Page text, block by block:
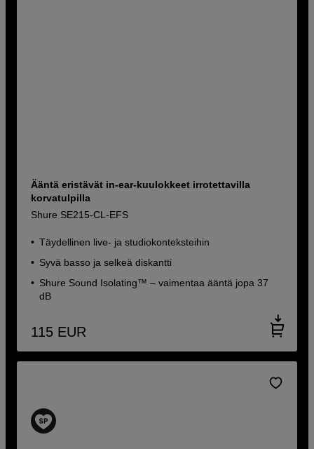
Ääntä eristävät in-ear-kuulokkeet irrotettavilla
korvatulpilla
Shure SE215-CL-EFS
Täydellinen live- ja studiokonteksteihin
Syvä basso ja selkeä diskantti
Shure Sound Isolating™ – vaimentaa ääntä jopa 37
dB
115 EUR